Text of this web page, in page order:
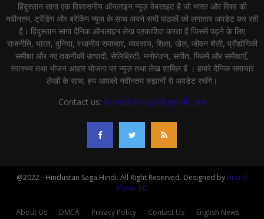
हिंदुस्तान सागा एक विश्वसनीय ऑनलाइन न्यूज़ वेबसाइट है जो भारत और विश्व की
नवीनतम, ट्रेंडिंग और ब्रेकिंग न्यूज़ के साथ अपने सभी पाठकों को लगातार अपडेट कर रही
है। हिंदुस्तान सागा दैनिक ऑनलाइन लेख प्रकाशित करता है जिसमें पढ़ने के लिए
राजनीति, भारत, दुनिया, स्थानीय समाचार, व्यवसाय, शिक्षा, खेल, जीवन शैली, प्रौद्योगिकी
समीक्षा और नए तकनीकी उत्पादों, सेलिब्रिटी, मनोरंजन, संगीत, फिल्में और समीक्षाएँ,
स्वास्थ्य तथा भोजन आहार योजना पर न्यूज़ तथा लेख शामिल हैं । हमारे दैनिक समाचार
लेखों के साथ, हम आपको नवीनतम रुझानों से अपडेट रखेंगे।
Contact us: hindustansaga@gmail.com
@2022 - Hindustan Saga Hindi. All Right Reserved. Designed by Brand
Maker RD
About Us DMCA Privacy Policy Contact Us English News